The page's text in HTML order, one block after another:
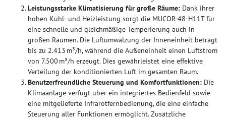
Leistungsstarke Klimatisierung für große Räume: Dank ihrer
hohen Kühl- und Heizleistung sorgt die MUCOR-48-H11T für
eine schnelle und gleichmäßige Temperierung auch in
großen Räumen. Die Luftumwälzung der Inneneinheit beträgt
bis zu 2.413 m³/h, während die Außeneinheit einen Luftstrom
von 7.500 m³/h erzeugt. Dies gewährleistet eine effektive
Verteilung der konditionierten Luft im gesamten Raum.
Benutzerfreundliche Steuerung und Komfortfunktionen: Die
Klimaanlage verfügt über ein integriertes Bedienfeld sowie
eine mitgelieferte Infrarotfernbedienung, die eine einfache
Steuerung aller Funktionen ermöglicht. Zusätzliche